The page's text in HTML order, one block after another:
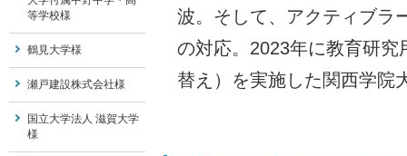
波。そして、アクティブラ
の対応。2023年に教育研
替え）を実施した関西学院
等学校様
鶴見大学様
瀬戸建設株式会社様
国立大学法人 滋賀大学
様